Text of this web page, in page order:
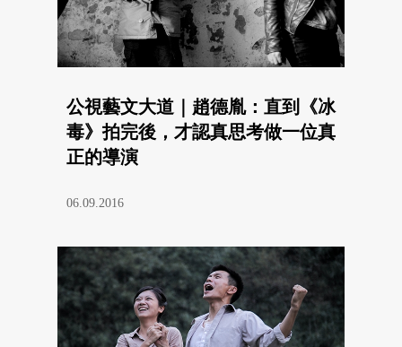
公視藝文大道｜趙德胤：直到《冰
毒》拍完後，才認真思考做一位真
正的導演
06.09.2016